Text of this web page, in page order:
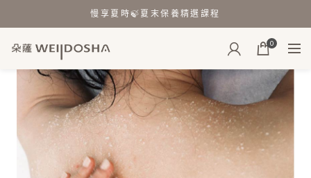
慢享夏時🍃夏末保養精選課程
0